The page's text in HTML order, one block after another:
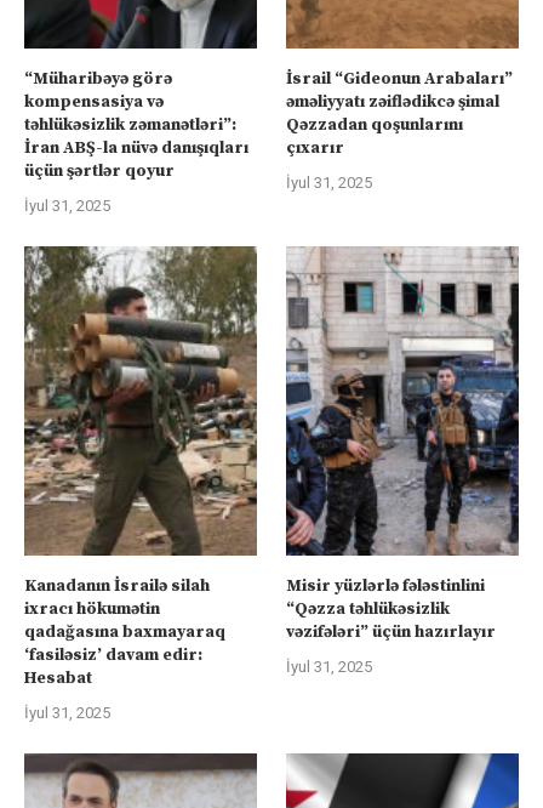
“Müharibəyə görə
kompensasiya və
təhlükəsizlik zəmanətləri”:
İran ABŞ-la nüvə danışıqları
üçün şərtlər qoyur
İyul 31, 2025
İsrail “Gideonun Arabaları”
əməliyyatı zəiflədikcə şimal
Qəzzadan qoşunlarını
çıxarır
İyul 31, 2025
Kanadanın İsrailə silah
ixracı hökumətin
qadağasına baxmayaraq
‘fasiləsiz’ davam edir:
Hesabat
İyul 31, 2025
Misir yüzlərlə fələstinlini
“Qəzza təhlükəsizlik
vəzifələri” üçün hazırlayır
İyul 31, 2025